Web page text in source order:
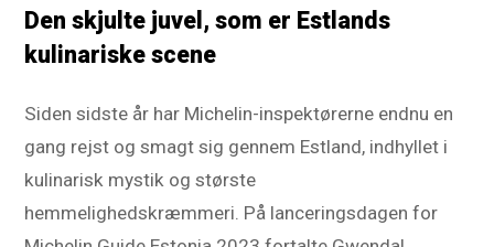
Den skjulte juvel, som er Estlands
kulinariske scene
Siden sidste år har Michelin-inspektørerne endnu en
gang rejst og smagt sig gennem Estland, indhyllet i
kulinarisk mystik og største
hemmelighedskræmmeri. På lanceringsdagen for